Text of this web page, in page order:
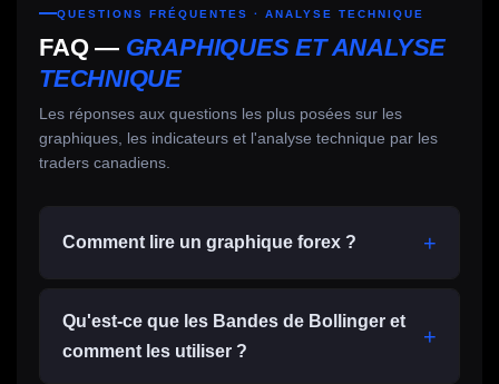
QUESTIONS FRÉQUENTES · ANALYSE TECHNIQUE
FAQ — GRAPHIQUES ET ANALYSE
TECHNIQUE
Les réponses aux questions les plus posées sur les
graphiques, les indicateurs et l'analyse technique par les
traders canadiens.
Comment lire un graphique forex ?
Qu'est-ce que les Bandes de Bollinger et
comment les utiliser ?